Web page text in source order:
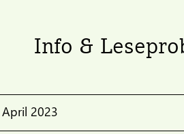
Info &
April 2023